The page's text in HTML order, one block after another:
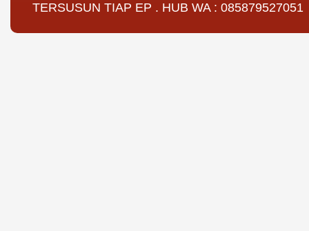
TERSUSUN TIAP EP . HUB WA : 085879527051